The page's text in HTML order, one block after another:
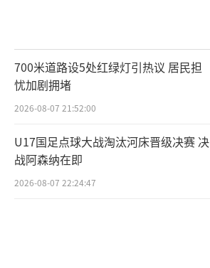
700米道路设5处红绿灯引热议 居民担
忧加剧拥堵
2026-08-07 21:52:00
U17国足点球大战淘汰河床晋级决赛 决
战阿森纳在即
2026-08-07 22:24:47